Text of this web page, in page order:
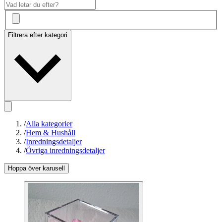
Filtrera efter kategori
/Alla kategorier
/Hem & Hushåll
/Inredningsdetaljer
/Övriga inredningsdetaljer
Hoppa över karusell